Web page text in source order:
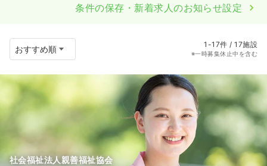
条件の保存・新着求人のお知らせ設定
1-17件 / 17施設
※一時募集休止中を含む
社会福祉法人親善福祉協会